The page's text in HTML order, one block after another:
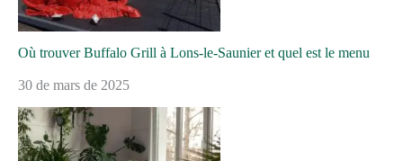
Où trouver Buffalo Grill à Lons-le-Saunier et quel est le menu
30 de mars de 2025